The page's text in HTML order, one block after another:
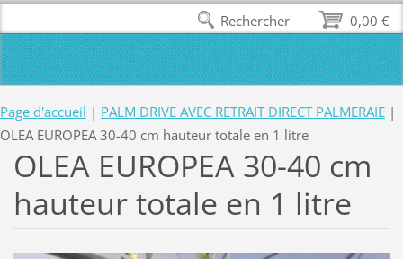
Page d'accueil | PALM DRIVE AVEC RETRAIT DIRECT PALMERAIE |
OLEA EUROPEA 30-40 cm hauteur totale en 1 litre
OLEA EUROPEA 30-40 cm
hauteur totale en 1 litre
0,00 €
Rechercher